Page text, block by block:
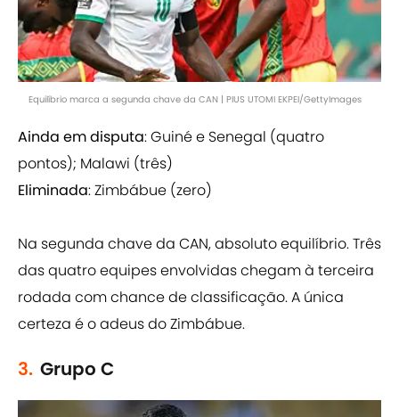
Equilíbrio marca a segunda chave da CAN | PIUS UTOMI EKPEI/GettyImages
Ainda em disputa: Guiné e Senegal (quatro
pontos); Malawi (três)
Eliminada: Zimbábue (zero)
Na segunda chave da CAN, absoluto equilíbrio. Três
das quatro equipes envolvidas chegam à terceira
rodada com chance de classificação. A única
certeza é o adeus do Zimbábue.
3. Grupo C